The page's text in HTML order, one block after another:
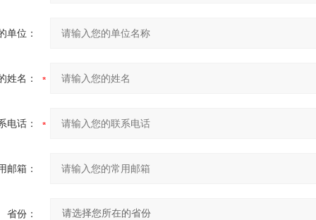
单位：
姓名：
电话：
邮箱：
省份：